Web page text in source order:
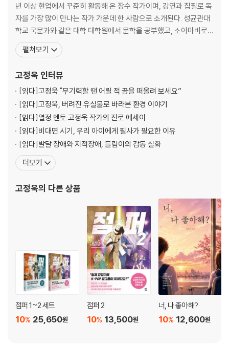
년 이상 현업에서 꾸준히 활동해 온 장수 작가이며, 강연과 집필로 독
자를 가장 많이 만나는 작가 가운데 한 사람으로 소개된다. 성균관대
학교 국문과와 같은 대학 대학원에서 문학을 공부했고, 소아마비로
인해 중증 장애를 갖게 되었지만 각종 사회활동으로 장애인이 차별
받지 않는 세상을 만들기 위해 노력하고 있다. 문화일보 신춘문예에
이 발표해 새로운 장르를 개척했다는 평가를 받는다. 『
펼쳐보기
고정욱 인터뷰
[읽다]고정욱 "무기력할 땐 어릴 적 꿈을 떠올려 보세요”
[읽다]고정욱, 버려진 유실물로 바라본 환경 이야기
[읽다]열정 멘토 고정욱 작가의 진로 에세이
[읽다]비대면 시기, 우리 아이에게 필사가 필요한 이유
[읽다]발달 장애와 지적장애, 들림이의 감동 실화
더보기
고정욱의 다른 상품
점퍼 1~2 세트
25,650원
10%
점퍼 2
13,500원
10%
너, 나 좋아해?
12,600원
10%